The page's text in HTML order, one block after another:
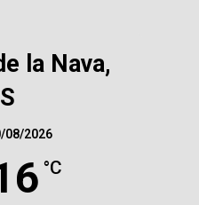
la Nava,
08/2026
°C